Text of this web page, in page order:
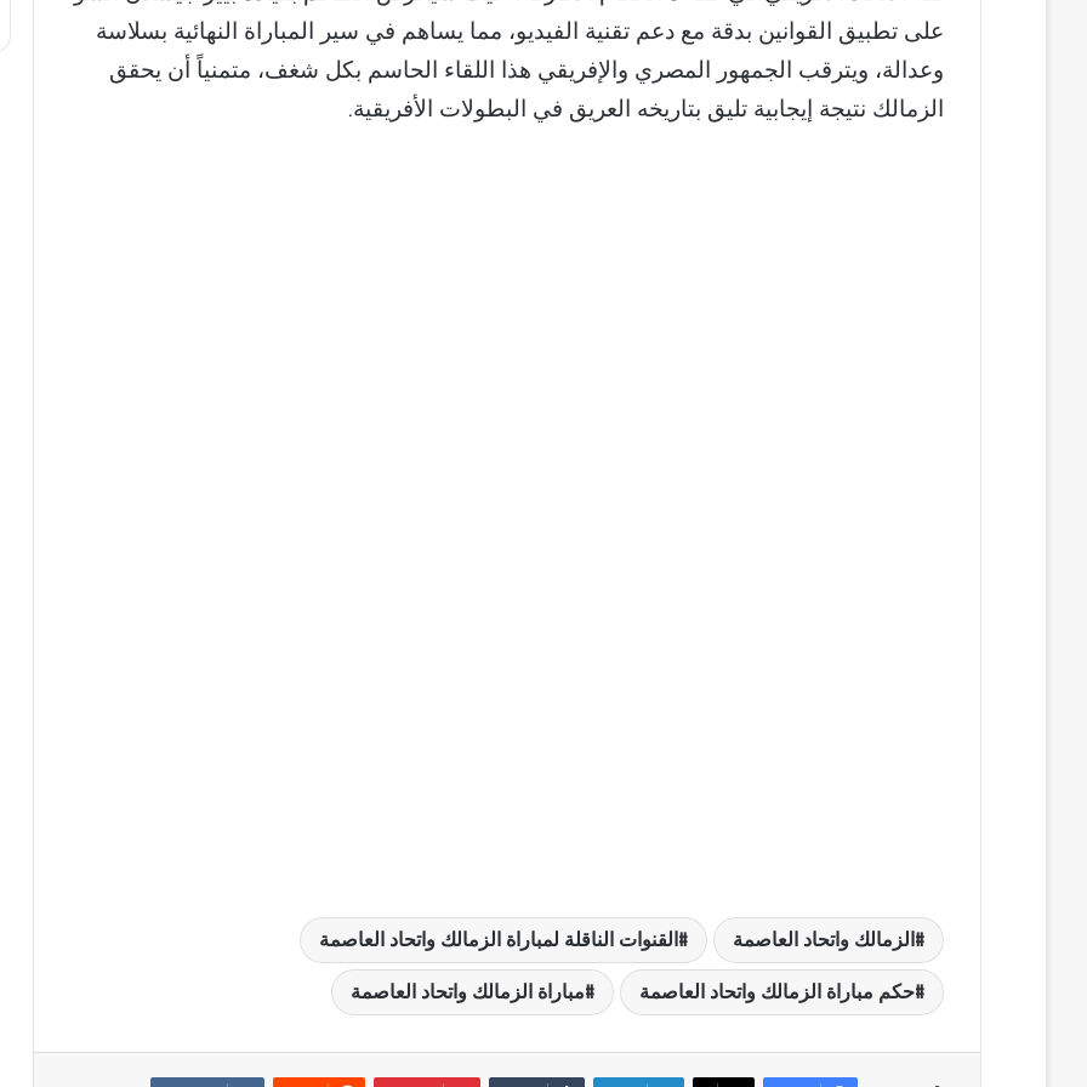
على تطبيق القوانين بدقة مع دعم تقنية الفيديو، مما يساهم في سير المباراة النهائية بسلاسة
وعدالة، ويترقب الجمهور المصري والإفريقي هذا اللقاء الحاسم بكل شغف، متمنياً أن يحقق
الزمالك نتيجة إيجابية تليق بتاريخه العريق في البطولات الأفريقية.
الزمالك واتحاد العاصمة القنوات الناقلة لمباراة الزمالك واتحاد العاصمة
حكم مباراة الزمالك واتحاد العاصمة مباراة الزمالك واتحاد العاصمة